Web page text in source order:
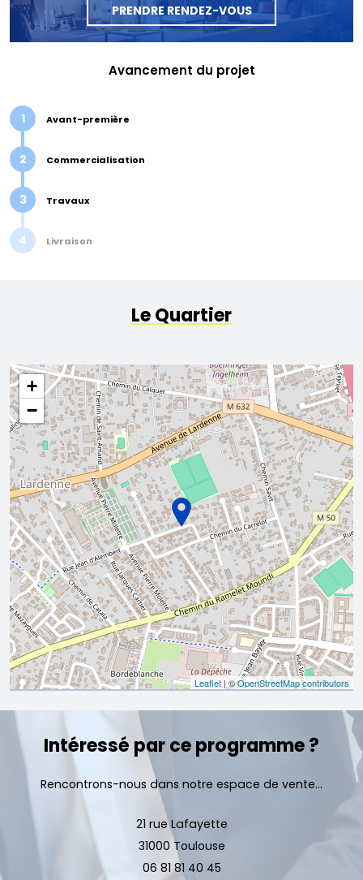
PRENDRE RENDEZ-VOUS
Avancement du projet
1 Avant-première
2 Commercialisation
3 Travaux
4 Livraison
Le Quartier
+
−
Leaflet | ©OpenStreetMap contributors
Intéressé par ce programme ?
Rencontrons-nous dans notre espace de vente...
21 rue Lafayette
31000 Toulouse
06 81 81 40 45